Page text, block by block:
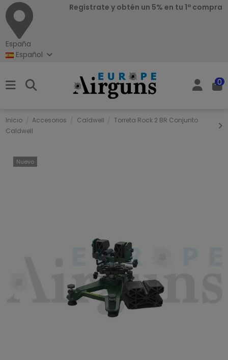
España
Regístrate y obtén un 5% en tu 1ª compra
Español
0
Inicio Accesorios Caldwell
Torreta Rock 2 BR Conjunto
Caldwell
Nuevo